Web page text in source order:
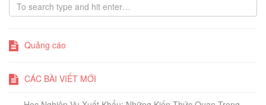
Quảng cáo
CÁC BÀI VIẾT MỚI